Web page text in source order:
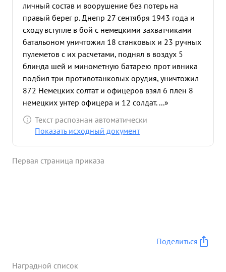
личный состав и воорушение без потерь на
правый берег р. Днепр 27 сентября 1943 года и
сходу вступле в бой с немецкими захватчиками
батальоном уничтожил 18 станковых и 23 ручных
пулеметов с их расчетами, поднял в воздух 5
блинда шей и минометную батарею прот ивника
подбил три противотанковых орудия, уничтожил
872 Немецких солтат и офицеров взял 6 плен 8
немецких унтер офицера и 12 солдат. ...»
Текст распознан автоматически
Показать исходный документ
Первая страница приказа
Поделиться
Наградной список